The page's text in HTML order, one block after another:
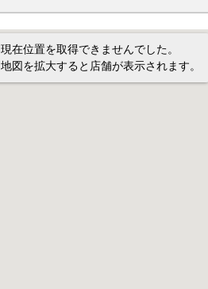
現在位置を取得できませんでした。
地図を拡大すると店舗が表示されます。